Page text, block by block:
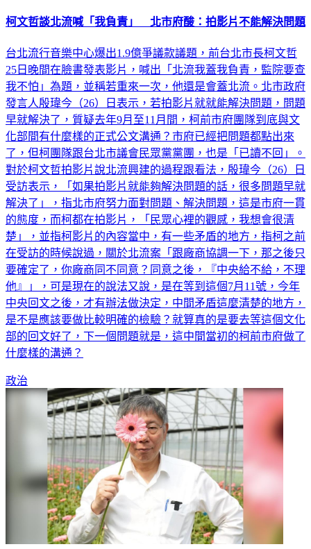
台北流行音樂中心爆出1.9億爭議款議題，前台北市長柯文哲
25日晚間在臉書發表影片，喊出「北流我蓋我負責，監院要查
我不怕」為題，並稱若重來一次，他還是會蓋北流。北市政府
發言人殷瑋今（26）日表示，若拍影片就就能解決問題，問題
早就解決了，質疑去年9月至11月間，柯前市府團隊到底與文
化部間有什麼樣的正式公文溝通？市府已經把問題都點出來
了，但柯團隊跟台北市議會民眾黨黨團，也是「已讀不回」。
對於柯文哲拍影片說北流興建的過程跟看法，殷瑋今（26）日
受訪表示，「如果拍影片就能夠解決問題的話，很多問題早就
解決了」，指北市府努力面對問題、解決問題，這是市府一貫
的態度，而柯都在拍影片，「民眾心裡的觀感，我想會很清
楚」，並指柯影片的內容當中，有一些矛盾的地方，指柯之前
在受訪的時候說過，關於北流案「跟廠商協調一下，那之後只
要確定了，你廠商同不同意？同意之後，『中央給不給，不理
他』」，可是現在的說法又說，是在等到這個7月11號，今年
中央回文之後，才有辦法做決定，中間矛盾這麼清楚的地方，
是不是應該要做比較明確的檢驗？就算真的是要去等這個文化
部的回文好了，下一個問題就是，這中間當初的柯前市府做了
政治